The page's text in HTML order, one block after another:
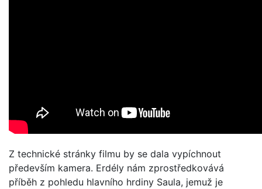
Z technické stránky filmu by se dala vypíchnout
především kamera. Erdély nám zprostředkovává
příběh z pohledu hlavního hrdiny Saula, jemuž je